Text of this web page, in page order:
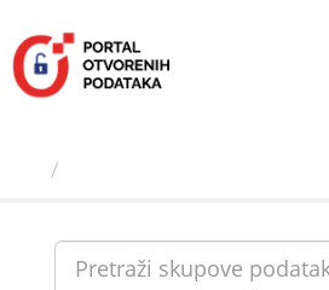
sadržaj